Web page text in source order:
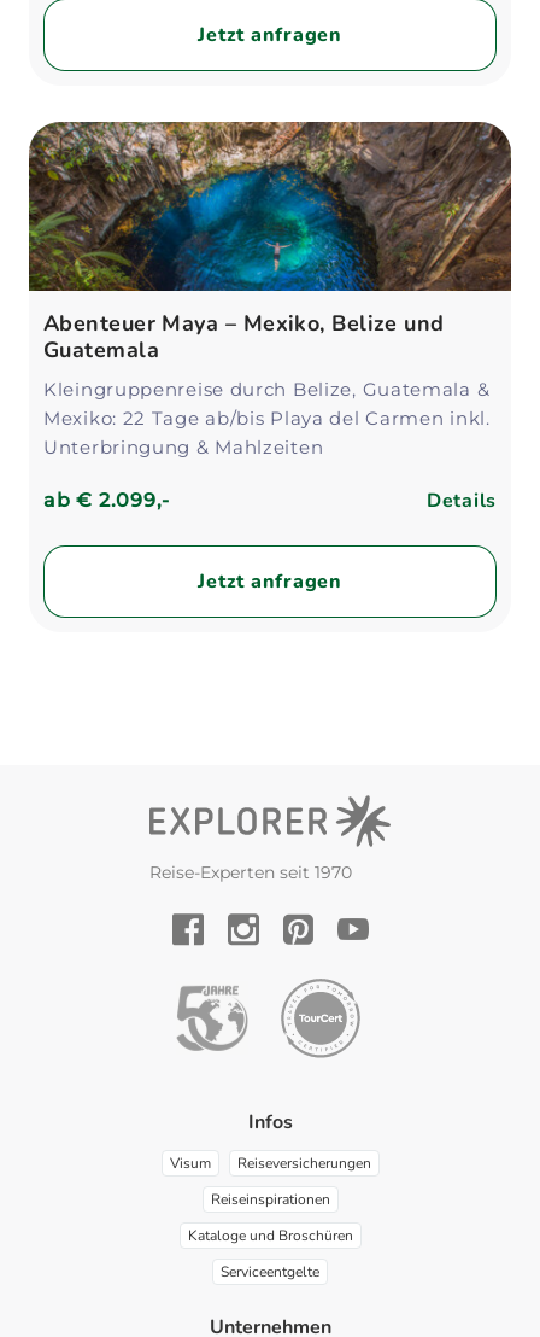
Jetzt anfragen
Abenteuer Maya – Mexiko, Belize und
Guatemala
Kleingruppenreise durch Belize, Guatemala &
Mexiko: 22 Tage ab/bis Playa del Carmen inkl.
Unterbringung & Mahlzeiten
ab€ 2.099,- Details
Jetzt anfragen
Reise-Experten seit 1970
Infos
Visum
Reiseversicherungen
Reiseinspirationen
Kataloge und Broschüren
Serviceentgelte
Unternehmen